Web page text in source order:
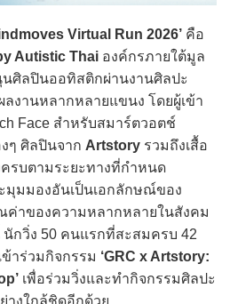
Virtual Run 2026’ คือ
Autistic Thai องค์กรภายใต้มูล
ศิลปินออทิสติกผ่านงานศิลปะ
งานหลากหลายแขนง โดยผู้เข้า
Face สำหรับสมาร์ตวอตช์
ๆ ศิลปินจาก Artstory รวมถึงเสื้อ
รบตามระยะทางที่กำหนด
มุมมองอันเป็นเอกลักษณ์ของ
าของความหลากหลายในสังคม
กวิ่ง 50 คนแรกที่สะสมครบ 42
ข้าร่วมกิจกรรม ‘GRC x Artstory:
เพื่อร่วมวิ่งและทำกิจกรรมศิลปะ